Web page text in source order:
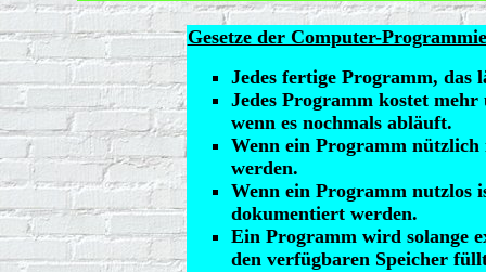
Gesetze der Computer-
Jedes fertige Programm, das
Jedes Programm kostet
wenn es nochmals abläuft.
Wenn ein Programm nützlich
werden.
Wenn ein Programm nutzlos
dokumentiert werden.
Ein Programm wird solange
den verfügbaren Speicher